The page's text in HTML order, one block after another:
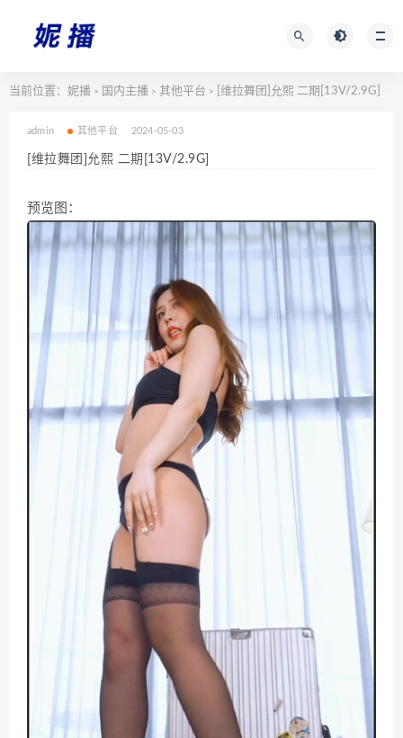
当前位置： 妮播 > 国内主播 > 其他平台 > [维拉舞团]允熙 二期[13V/2.9G]
admin 其他平台 2024-05-03
[维拉舞团]允熙 二期[13V/2.9G]
预览图：